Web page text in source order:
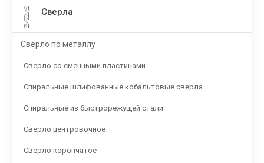
Сверла
Сверло по металлу
Сверло со сменными пластинами
Спиральные шлифованные кобальтовые сверла
Спиральные из быстрорежущей стали
Сверло центровочное
Сверло корончатое